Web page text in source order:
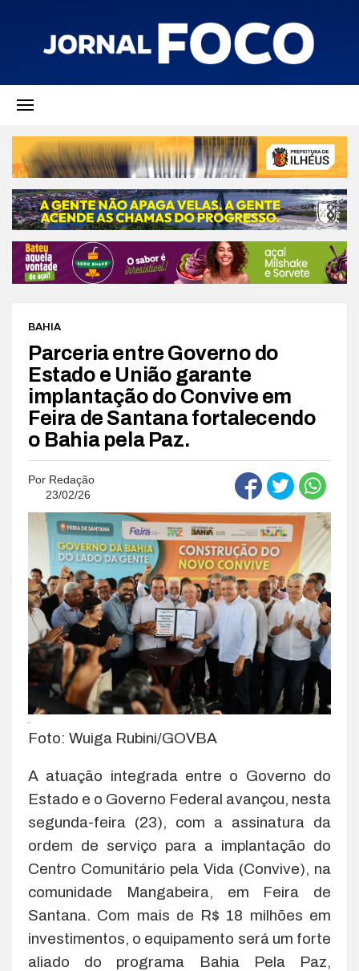
BAHIA
Parceria entre Governo do
Estado e União garante
implantação do Convive em
Feira de Santana fortalecendo
o Bahia pela Paz.
Por Redação
23/02/26
Foto: Wuiga Rubini/GOVBA
A atuação integrada entre o Governo do
Estado e o Governo Federal avançou, nesta
segunda-feira (23), com a assinatura da
ordem de serviço para a implantação do
Centro Comunitário pela Vida (Convive), na
comunidade Mangabeira, em Feira de
Santana. Com mais de R$ 18 milhões em
investimentos, o equipamento será um forte
aliado do programa Bahia Pela Paz,